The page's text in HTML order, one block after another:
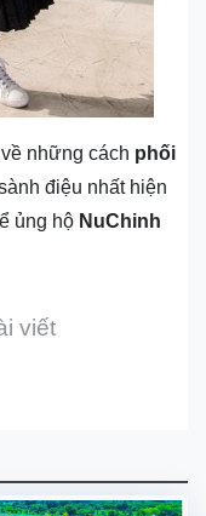
những cách phối
điệu nhất hiện
ủng hộ NuChinh
viết